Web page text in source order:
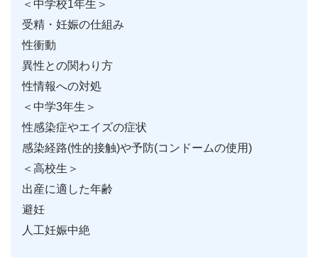
＜中学校1年生＞
受精・妊娠の仕組み
性衝動
異性との関わり方
性情報への対処
＜中学3年生＞
性感染症やエイズの症状
感染経路(性的接触)や予防(コンドームの使用)
＜高校生＞
出産に適した年齢
避妊
人工妊娠中絶